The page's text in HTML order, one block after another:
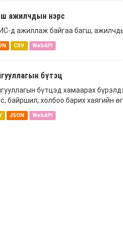
ажилчдын нэрс
д ажиллаж байгаа багш,
CSV WebAPI
бүтэц
бүтцэд хамаарах
байршил, холбоо барих хаягийн
JSON WebAPI